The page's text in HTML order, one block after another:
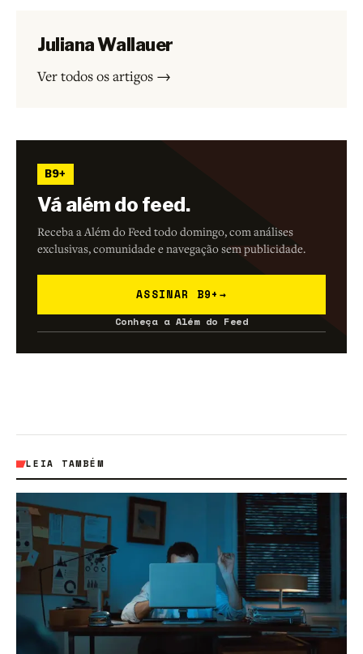
Juliana Wallauer
Ver todos os artigos →
B9+
Vá além do feed.
Receba a Além do Feed todo domingo, com análises
exclusivas, comunidade e navegação sem publicidade.
ASSINAR B9+ →
Conheça a Além do Feed
LEIA TAMBÉM